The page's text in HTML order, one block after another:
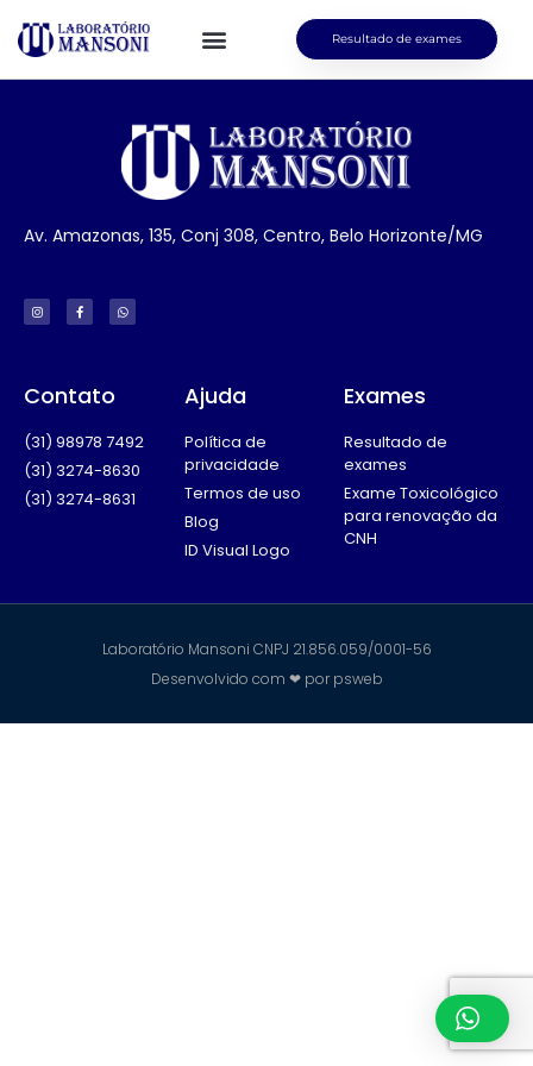
Resultado de exames
Av. Amazonas, 135, Conj 308, Centro, Belo Horizonte/MG
Contato
(31) 98978 7492
(31) 3274-8630
(31) 3274-8631
Ajuda
Política de
privacidade
Termos de uso
Blog
ID Visual Logo
Exames
Resultado de
exames
Exame Toxicológico
para renovação da
CNH
Laboratório Mansoni CNPJ 21.856.059/0001-56
Desenvolvido com ❤ porpsweb